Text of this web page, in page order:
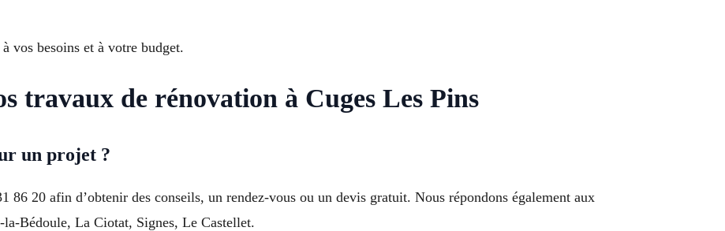
vos besoins et à votre budget.
travaux de rénovation à Cuges Les Pins
un projet ?
86 20 afin d’obtenir des conseils, un rendez-vous ou un devis gratuit. Nous répondons également aux
Bédoule, La Ciotat, Signes, Le Castellet.